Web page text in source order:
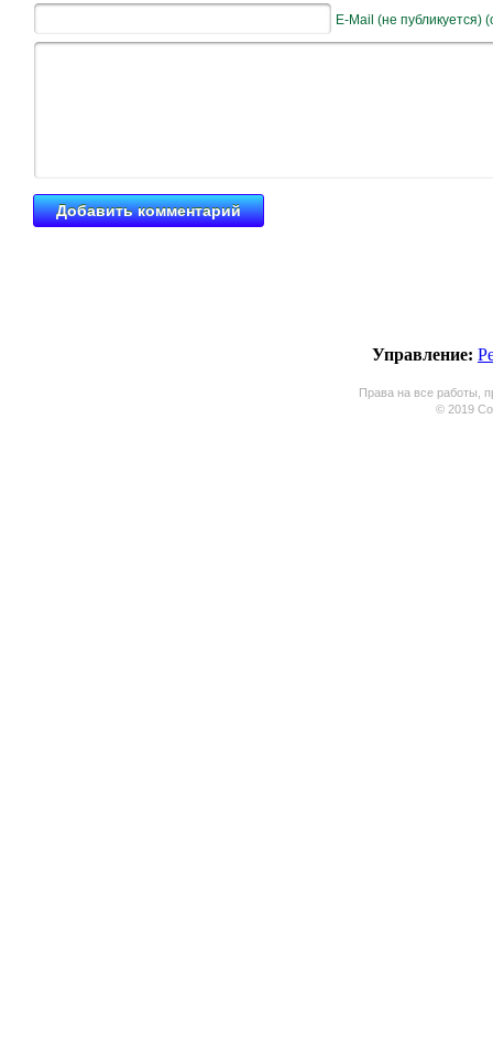
E-Mail (не публикуется)
Управление:
Права на все работы,
© 2019